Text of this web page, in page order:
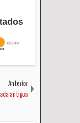
Anterior
antigua